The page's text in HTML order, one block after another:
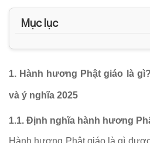
Mục lục
1. Hành hương Phật giáo là
và ý nghĩa 2025
1.1. Định nghĩa hành hương
Hành hương Phật giáo là gì